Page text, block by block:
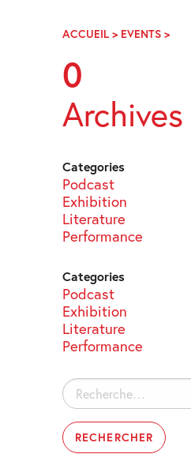
NavigationACCUEIL > EVENTS >PAGE
0
Archives
Categories
Podcast
Exhibition
Literature
Performance
Categories
Podcast
Exhibition
Literature
Performance
Rechercher :